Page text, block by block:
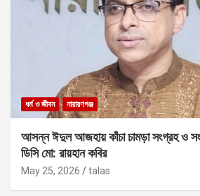
ধর্ম ও জীবন নারায়ণগঞ্জ
আসন্ন ঈদুল আজহায় কাঁচা চামড়া সংগ্রহ ও
ডিসি মো: রায়হান কবির
May 25, 2026 talas